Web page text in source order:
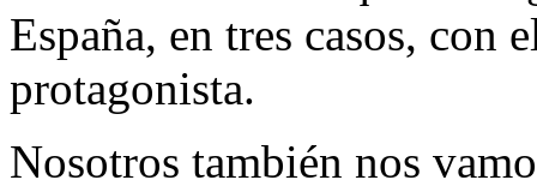
España, en tres casos,
protagonista.
Nosotros también nos